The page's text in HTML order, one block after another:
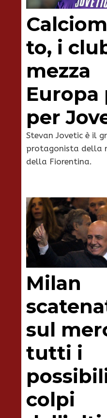
to, i
mezza
Europa
per
Stevan Jovetic è il
protagonista della
della Fiorentina.
Milan
sul
tutti i
colpi